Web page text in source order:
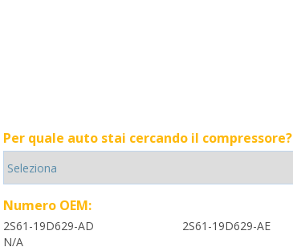
Per quale auto stai cercando il compressore?
Numero OEM:
2S61-19D629-AD
2S61-19D629-AE
N/A